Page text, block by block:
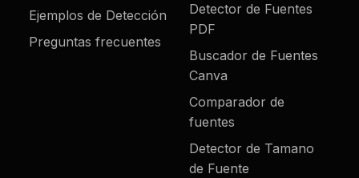
Ejemplos de Detección
Preguntas frecuentes
Detector de Fuentes
PDF
Buscador de Fuentes
Canva
Comparador de
fuentes
Detector de Tamano
de Fuente